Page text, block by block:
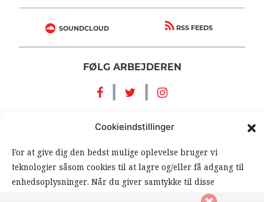
Cookieindstillinger
For at give dig den bedst mulige oplevelse bruger vi
teknologier såsom cookies til at lagre og/eller få adgang til
enhedsoplysninger. Når du giver samtykke til disse
teknologier, giver du os mulighed for at behandle data såsom
SOUNDCLOUD RSS FEEDS
FØLG ARBEJDEREN
| |
Copyright © 2020 All Rights Reserved - Dagbladet Arbejderen